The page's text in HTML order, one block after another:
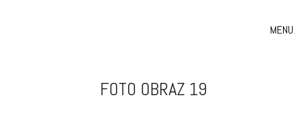
MENU
FOTO OBRAZ 19